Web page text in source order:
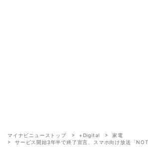
マイナビニューストップ +Digital
家電
サービス開始3年半で終了宣言、スマホ向け放送「